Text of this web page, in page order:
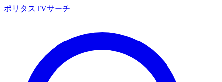
ポリタスTVサーチ